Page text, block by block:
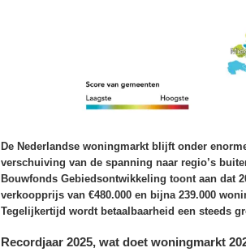
De Nederlandse woningmarkt blijft onder
verschuiving van de spanning naar regio’s
Bouwfonds Gebiedsontwikkeling toont aan dat
verkoopprijs van €480.000 en bijna 239.000
Tegelijkertijd wordt betaalbaarheid een steeds
Recordjaar 2025, wat doet woningmarkt